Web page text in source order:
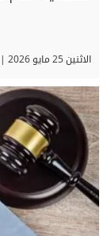
الاثنين 25 مايو 2026 | 03:35 مساءً